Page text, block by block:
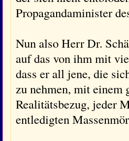
Propagandaminister
Nun also Herr Dr.
auf das von ihm mit
dass er all jene, die
zu nehmen, mit einem
Realitätsbezug, jeder
entledigten